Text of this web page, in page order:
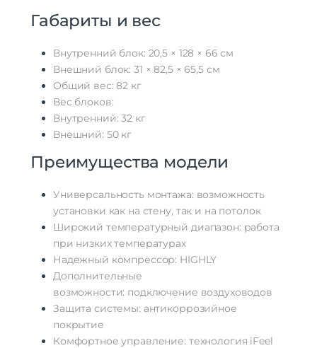
Габариты и вес
Внутренний блок: 20,5 × 128 × 66 см
Внешний блок: 31 × 82,5 × 65,5 см
Общий вес: 82 кг
Вес блоков:
Внутренний: 32 кг
Внешний: 50 кг
Преимущества модели
Универсальность монтажа: возможность
установки как на стену, так и на потолок
Широкий температурный диапазон: работа
при низких температурах
Надежный компрессор: HIGHLY
Дополнительные
возможности: подключение воздуховодов
Защита системы: антикоррозийное
покрытие
Комфортное управление: технология iFeel